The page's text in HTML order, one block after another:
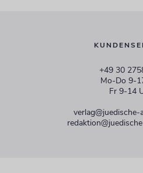
+49 30
Mo-Do 9-
Fr 9-14
verlag@juedische-